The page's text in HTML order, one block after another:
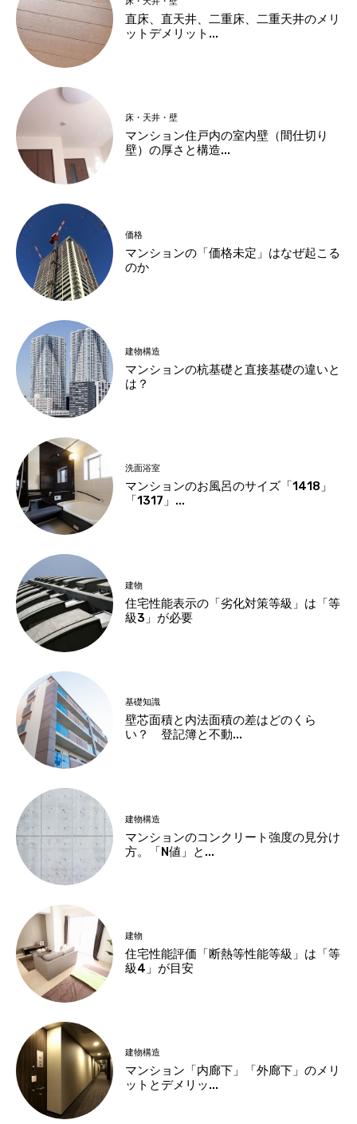
直床、直天井、二重床、二重天井のメリ
ットデメリット...
床・天井・壁
マンション住戸内の室内壁（間仕切り
壁）の厚さと構造...
価格
マンションの「価格未定」はなぜ起こる
のか
建物構造
マンションの杭基礎と直接基礎の違いと
は？
洗面浴室
マンションのお風呂のサイズ「1418」
「1317」...
建物
住宅性能表示の「劣化対策等級」は「等
級3」が必要
基礎知識
壁芯面積と内法面積の差はどのくら
い？ 登記簿と不動...
建物構造
マンションのコンクリート強度の見分け
方。「N値」と...
建物
住宅性能評価「断熱等性能等級」は「等
級4」が目安
建物構造
マンション「内廊下」「外廊下」のメリ
ットとデメリッ...